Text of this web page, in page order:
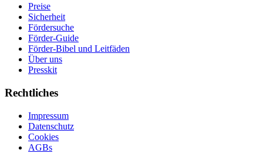
Preise
Sicherheit
Fördersuche
Förder-Guide
Förder-Bibel und Leitfäden
Über uns
Presskit
Rechtliches
Impressum
Datenschutz
Cookies
AGBs